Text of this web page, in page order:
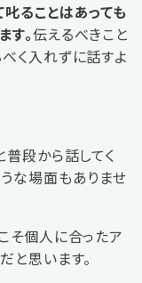
ることはあっても
。伝えるべきこと
く入れずに話すよ
普段から話してく
な場面もありませ
そ個人に合ったア
と思います。